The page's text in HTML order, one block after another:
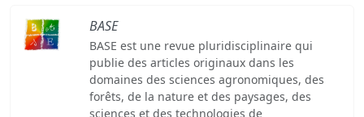
BASE
BASE est une revue pluridisciplinaire qui
publie des articles originaux dans les
domaines des sciences agronomiques, des
forêts, de la nature et des paysages, des
sciences et des technologies de